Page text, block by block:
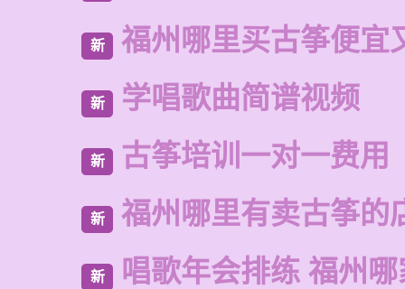
新 福州哪里买古筝便宜
新 学唱歌曲简谱视频
新 古筝培训一对一费用
新 福州哪里有卖古筝的
新 唱歌年会排练 福州